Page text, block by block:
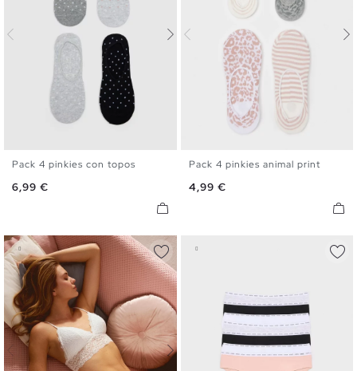
U
Pack 4 pinkies con topos
Precio
6,99 €
U
Pack 4 pinkies animal print
Precio
4,99 €